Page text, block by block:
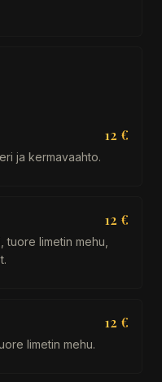
12 €
ja kermavaahto.
12 €
limetin mehu,
12 €
limetin mehu.